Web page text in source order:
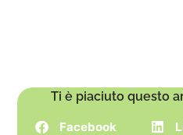
Ti è piaciuto questo
Facebook